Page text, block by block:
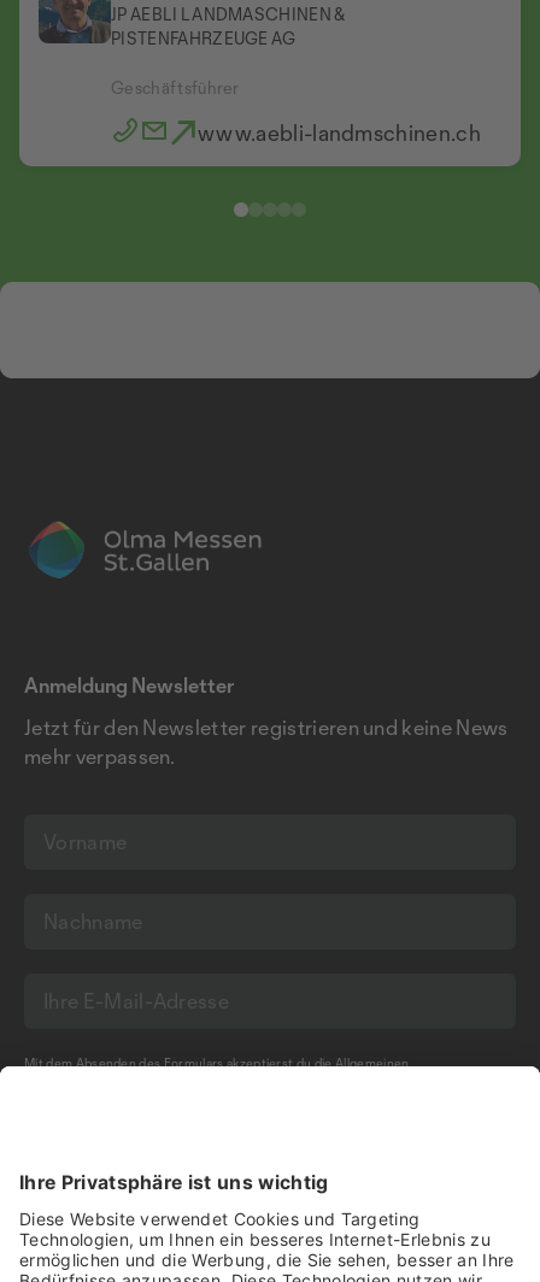
JP AEBLI LANDMASCHINEN &
PISTENFAHRZEUGE AG
Geschäftsführer
www.aebli-landmschinen.ch
Anmeldung Newsletter
Jetzt für den Newsletter registrieren und keine News
mehr verpassen.
Mit dem Absenden des Formulars akzeptierst du dieAllgemeinen